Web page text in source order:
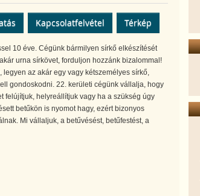
Kapcsolatfelvétel Térkép
10 éve. Cégünk bármilyen sírkő elkészítését
urna sírkövet, forduljon hozzánk bizalommal!
az akár egy vagy kétszemélyes sírkő,
gondoskodni. 22. kerületi cégünk vállalja, hogy
felújítjuk, helyreállítjuk vagy ha a szükség úgy
betűkön is nyomot hagy, ezért bizonyos
Mi vállaljuk, a betűvésést, betűfestést, a